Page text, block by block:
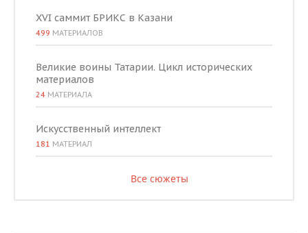
XVI саммит БРИКС в Казани
499 МАТЕРИАЛОВ
Великие воины Татарии. Цикл исторических
материалов
24 МАТЕРИАЛА
Искусственный интеллект
181 МАТЕРИАЛ
Все сюжеты